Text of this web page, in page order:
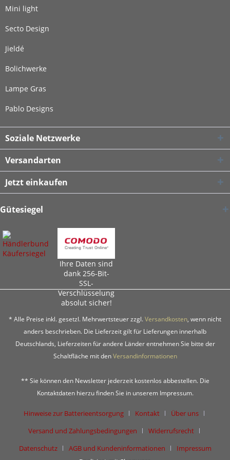
Mini light
Secto Design
Jieldé
Bolichwerke
Lampe Gras
Pablo Designs
Soziale Netzwerke
Versandarten
Jetzt einkaufen
Gütesiegel
Ihre Daten sind
dank 256-Bit-
SSL-
Verschlüsselung
absolut sicher!
* Alle Preise inkl. gesetzl. Mehrwertsteuer zzgl.Versandkosten, wenn nicht
anders beschrieben. Die Lieferzeit gilt für Lieferungen innerhalb
Deutschlands, Lieferzeiten für andere Länder entnehmen Sie bitte der
Schaltfläche mit denVersandinformationen
** Sie können den Newsletter jederzeit kostenlos abbestellen. Die
Kontaktdaten hierzu finden Sie in unserem Impressum.
Hinweise zur Batterieentsorgung Kontakt
Über uns
Versand und Zahlungsbedingungen
Widerrufsrecht
Datenschutz
AGB und Kundeninformationen
Impressum